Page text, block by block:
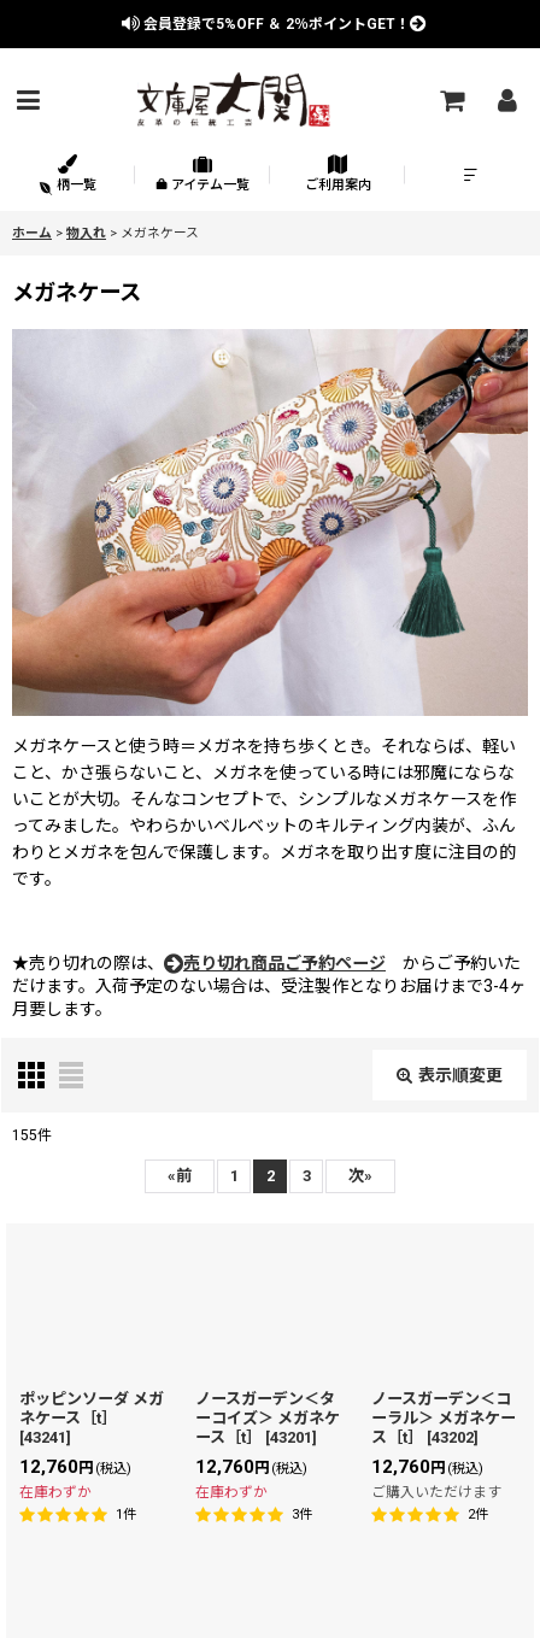
会員登録で5%OFF ＆ 2％ポイントGET！
柄一覧 アイテム一覧 ご利用案内
ホーム > 物入れ > メガネケース
メガネケース
メガネケースと使う時＝メガネを持ち歩くとき。それならば、軽い
こと、かさ張らないこと、メガネを使っている時には邪魔にならな
いことが大切。そんなコンセプトで、シンプルなメガネケースを作
ってみました。やわらかいベルベットのキルティング内装が、ふん
わりとメガネを包んで保護します。メガネを取り出す度に注目の的
です。
★売り切れの際は、 売り切れ商品ご予約ページ からご予約いた
だけます。入荷予定のない場合は、受注製作となりお届けまで3-4ヶ
月要します。
表示順変更
155件
«前 1 2 3 次»
ポッピンソーダ メガ
ネケース［t］
[43241]
12,760円 (税込)
在庫わずか
1件
ノースガーデン＜タ
ーコイズ＞ メガネケ
ース［t］
[43201]
12,760円 (税込)
在庫わずか
3件
ノースガーデン＜コ
ーラル＞ メガネケー
ス［t］
[43202]
12,760円 (税込)
ご購入いただけます
2件